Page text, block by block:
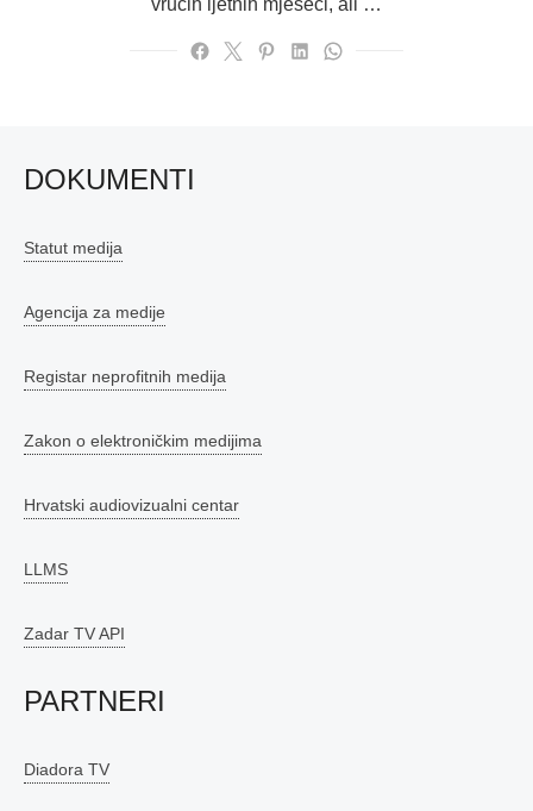
vrućih ljetnih mjeseci, ali …
DOKUMENTI
Statut medija
Agencija za medije
Registar neprofitnih medija
Zakon o elektroničkim medijima
Hrvatski audiovizualni centar
LLMS
Zadar TV API
PARTNERI
Diadora TV